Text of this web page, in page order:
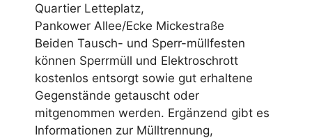
Quartier Letteplatz,
Pankower Allee/Ecke Mickestraße
Beiden Tausch- und Sperr-müllfesten
können Sperrmüll und Elektroschrott
kostenlos entsorgt sowie gut erhaltene
Gegenstände getauscht oder
mitgenommen werden. Ergänzend gibt es
Informationen zur Mülltrennung,